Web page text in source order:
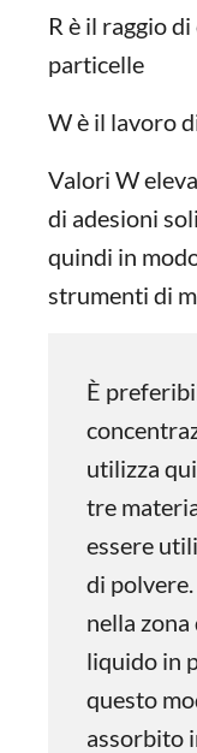
R è il raggio
particelle
W è il lavoro
Valori W
di adesioni
quindi in
strumenti di
È
utilizza
tre
essere
di
nella
liquido in
questo
assorbito